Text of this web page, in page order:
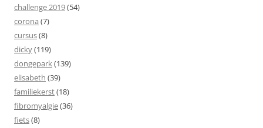
challenge 2019(54)
corona (7)
cursus(8)
dicky(119)
dongepark(139)
elisabeth (39)
familiekerst(18)
fibromyalgie(36)
fiets(8)